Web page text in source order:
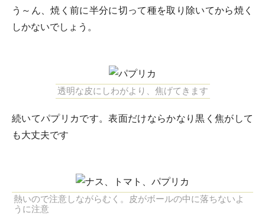
う～ん、焼く前に半分に切って種を取り除いてから焼く
しかないでしょう。
透明な皮にしわがより、焦げてきます
続いてパプリカです。表面だけならかなり黒く焦がして
も大丈夫です
熱いので注意しながらむく。皮がボールの中に落ちないよ
うに注意